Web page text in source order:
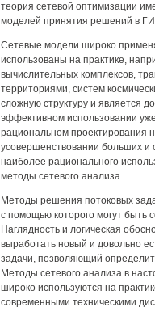
теория сетевой оптимизации
моделей принятия решений в
Сетевые модели широко
использованы на практике,
вычислительных комплексов,
территориями, систем
сложную структуру и является
эффективном использовании
рациональном проектирования
усовершенствовании больших и
наиболее рационального
методы сетевого анализа.
Методы решения потоковых
с помощью которого могут
Наглядность и логическая
выработать новый и довольно
задачи, позволяющий
Методы сетевого анализа в
широко используются на
современными техническими